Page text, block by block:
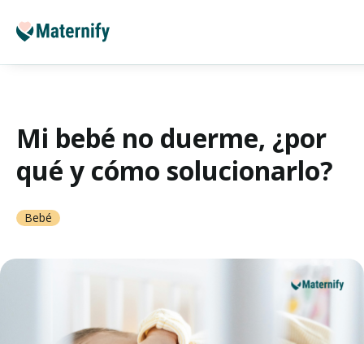
Mi bebé no duerme, ¿por
qué y cómo solucionarlo?
Bebé